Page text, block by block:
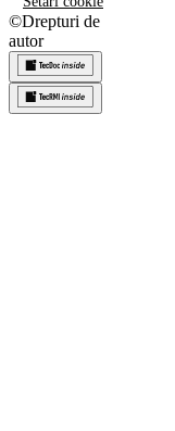
©Drepturi de
autor